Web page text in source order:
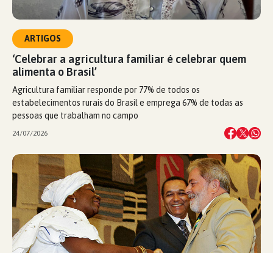
ARTIGOS
‘Celebrar a agricultura familiar é celebrar quem
alimenta o Brasil’
Agricultura familiar responde por 77% de todos os
estabelecimentos rurais do Brasil e emprega 67% de todas as
pessoas que trabalham no campo
24/07/2026